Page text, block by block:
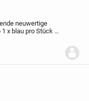
neuwertige
1 x blaupro Stück 8,-